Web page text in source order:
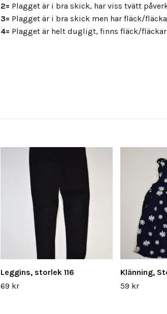
2= Plagget är i bra skick, har viss tvätt
3= Plagget är i bra skick men har fläck/
4= Plagget är helt dugligt, finns fläck/
Leggins, storlek 116
69 kr
Klänning,
59 kr